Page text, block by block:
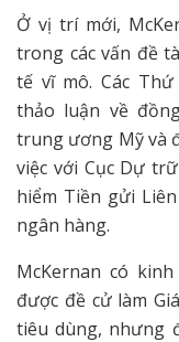
Ở vị trí mới,
trong các vấn đề
tế vĩ mô. Các
thảo luận về
trung ương Mỹ và
việc với Cục Dự
hiểm Tiền gửi
ngân hàng.
McKernan có
được đề cử làm
tiêu dùng, nhưng